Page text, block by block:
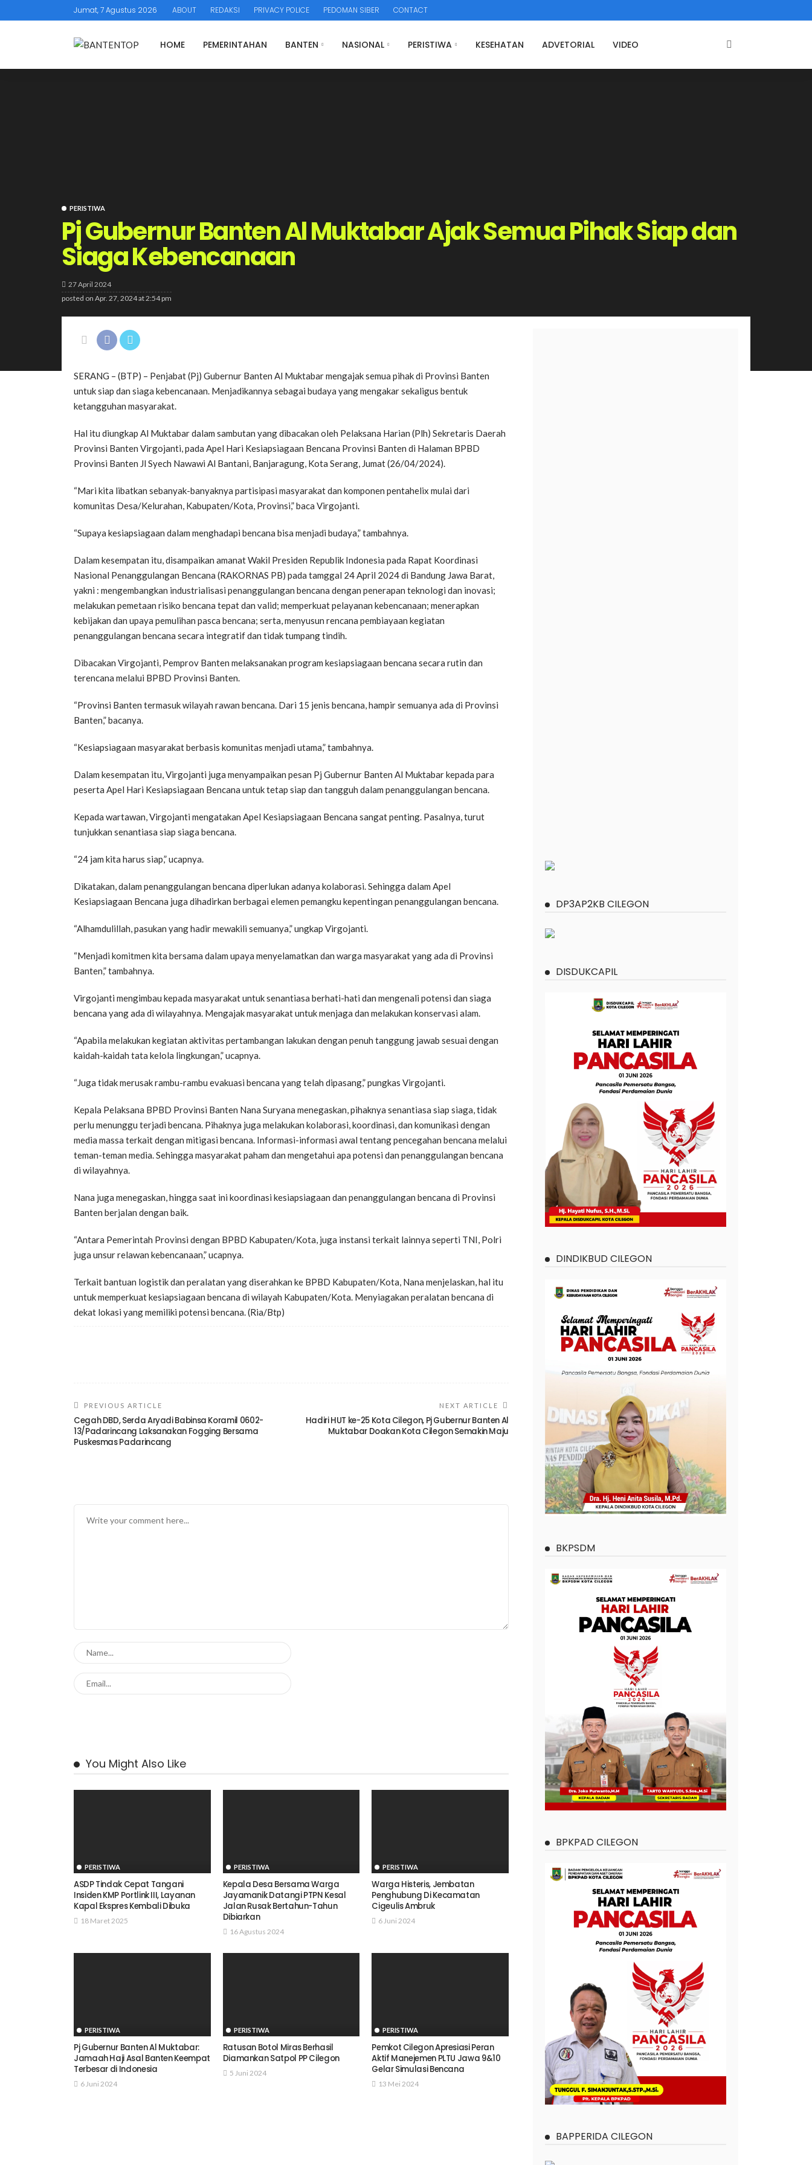
Jumat, 7 Agustus 2026 ABOUT REDAKSI PRIVACY POLICE PEDOMAN SIBER CONTACT
HOME PEMERINTAHAN BANTEN NASIONAL PERISTIWA KESEHATAN ADVETORIAL VIDEO
PERISTIWA
Pj Gubernur Banten Al Muktabar Ajak Semua Pihak Siap dan
Siaga Kebencanaan
27 April 2024
posted on Apr. 27, 2024 at 2:54 pm
SERANG – (BTP) – Penjabat (Pj) Gubernur Banten Al Muktabar mengajak semua pihak di Provinsi Banten
untuk siap dan siaga kebencanaan. Menjadikannya sebagai budaya yang mengakar sekaligus bentuk
ketangguhan masyarakat.
Hal itu diungkap Al Muktabar dalam sambutan yang dibacakan oleh Pelaksana Harian (Plh) Sekretaris Daerah
Provinsi Banten Virgojanti, pada Apel Hari Kesiapsiagaan Bencana Provinsi Banten di Halaman BPBD
Provinsi Banten Jl Syech Nawawi Al Bantani, Banjaragung, Kota Serang, Jumat (26/04/2024).
“Mari kita libatkan sebanyak-banyaknya partisipasi masyarakat dan komponen pentahelix mulai dari
komunitas Desa/Kelurahan, Kabupaten/Kota, Provinsi,” baca Virgojanti.
“Supaya kesiapsiagaan dalam menghadapi bencana bisa menjadi budaya,” tambahnya.
Dalam kesempatan itu, disampaikan amanat Wakil Presiden Republik Indonesia pada Rapat Koordinasi
Nasional Penanggulangan Bencana (RAKORNAS PB) pada tamggal 24 April 2024 di Bandung Jawa Barat,
yakni : mengembangkan industrialisasi penanggulangan bencana dengan penerapan teknologi dan inovasi;
melakukan pemetaan risiko bencana tepat dan valid; memperkuat pelayanan kebencanaan; menerapkan
kebijakan dan upaya pemulihan pasca bencana; serta, menyusun rencana pembiayaan kegiatan
penanggulangan bencana secara integratif dan tidak tumpang tindih.
Dibacakan Virgojanti, Pemprov Banten melaksanakan program kesiapsiagaan bencana secara rutin dan
terencana melalui BPBD Provinsi Banten.
“Provinsi Banten termasuk wilayah rawan bencana. Dari 15 jenis bencana, hampir semuanya ada di Provinsi
Banten,” bacanya.
“Kesiapsiagaan masyarakat berbasis komunitas menjadi utama,” tambahnya.
Dalam kesempatan itu, Virgojanti juga menyampaikan pesan Pj Gubernur Banten Al Muktabar kepada para
peserta Apel Hari Kesiapsiagaan Bencana untuk tetap siap dan tangguh dalam penanggulangan bencana.
Kepada wartawan, Virgojanti mengatakan Apel Kesiapsiagaan Bencana sangat penting. Pasalnya, turut
tunjukkan senantiasa siap siaga bencana.
“24 jam kita harus siap,” ucapnya.
Dikatakan, dalam penanggulangan bencana diperlukan adanya kolaborasi. Sehingga dalam Apel
Kesiapsiagaan Bencana juga dihadirkan berbagai elemen pemangku kepentingan penanggulangan bencana.
“Alhamdulillah, pasukan yang hadir mewakili semuanya,” ungkap Virgojanti.
“Menjadi komitmen kita bersama dalam upaya menyelamatkan dan warga masyarakat yang ada di Provinsi
Banten,” tambahnya.
Virgojanti mengimbau kepada masyarakat untuk senantiasa berhati-hati dan mengenali potensi dan siaga
bencana yang ada di wilayahnya. Mengajak masyarakat untuk menjaga dan melakukan konservasi alam.
“Apabila melakukan kegiatan aktivitas pertambangan lakukan dengan penuh tanggung jawab sesuai dengan
kaidah-kaidah tata kelola lingkungan,” ucapnya.
“Juga tidak merusak rambu-rambu evakuasi bencana yang telah dipasang,” pungkas Virgojanti.
Kepala Pelaksana BPBD Provinsi Banten Nana Suryana menegaskan, pihaknya senantiasa siap siaga, tidak
perlu menunggu terjadi bencana. Pihaknya juga melakukan kolaborasi, koordinasi, dan komunikasi dengan
media massa terkait dengan mitigasi bencana. Informasi-informasi awal tentang pencegahan bencana melalui
teman-teman media. Sehingga masyarakat paham dan mengetahui apa potensi dan penanggulangan bencana
di wilayahnya.
Nana juga menegaskan, hingga saat ini koordinasi kesiapsiagaan dan penanggulangan bencana di Provinsi
Banten berjalan dengan baik.
“Antara Pemerintah Provinsi dengan BPBD Kabupaten/Kota, juga instansi terkait lainnya seperti TNI, Polri
juga unsur relawan kebencanaan,” ucapnya.
Terkait bantuan logistik dan peralatan yang diserahkan ke BPBD Kabupaten/Kota, Nana menjelaskan, hal itu
untuk memperkuat kesiapsiagaan bencana di wilayah Kabupaten/Kota. Menyiagakan peralatan bencana di
dekat lokasi yang memiliki potensi bencana. (Ria/Btp)
PREVIOUS ARTICLE
Cegah DBD, Serda Aryadi Babinsa Koramil 0602-
13/Padarincang Laksanakan Fogging Bersama
Puskesmas Padarincang
NEXT ARTICLE
Hadiri HUT ke-25 Kota Cilegon, Pj Gubernur Banten Al
Muktabar Doakan Kota Cilegon Semakin Maju
You Might Also Like
PERISTIWA
ASDP Tindak Cepat Tangani
Insiden KMP Portlink III, Layanan
Kapal Ekspres Kembali Dibuka
18 Maret 2025
PERISTIWA
Kepala Desa Bersama Warga
Jayamanik Datangi PTPN Kesal
Jalan Rusak Bertahun-Tahun
Dibiarkan
16 Agustus 2024
PERISTIWA
Warga Histeris, Jembatan
Penghubung Di Kecamatan
Cigeulis Ambruk
6 Juni 2024
PERISTIWA
Pj Gubernur Banten Al Muktabar:
Jamaah Haji Asal Banten Keempat
Terbesar di Indonesia
6 Juni 2024
PERISTIWA
Ratusan Botol Miras Berhasil
Diamankan Satpol PP Cilegon
5 Juni 2024
PERISTIWA
Pemkot Cilegon Apresiasi Peran
Aktif Manejemen PLTU Jawa 9&10
Gelar Simulasi Bencana
13 Mei 2024
DP3AP2KB CILEGON
DISDUKCAPIL
DINDIKBUD CILEGON
BKPSDM
BPKPAD CILEGON
BAPPERIDA CILEGON